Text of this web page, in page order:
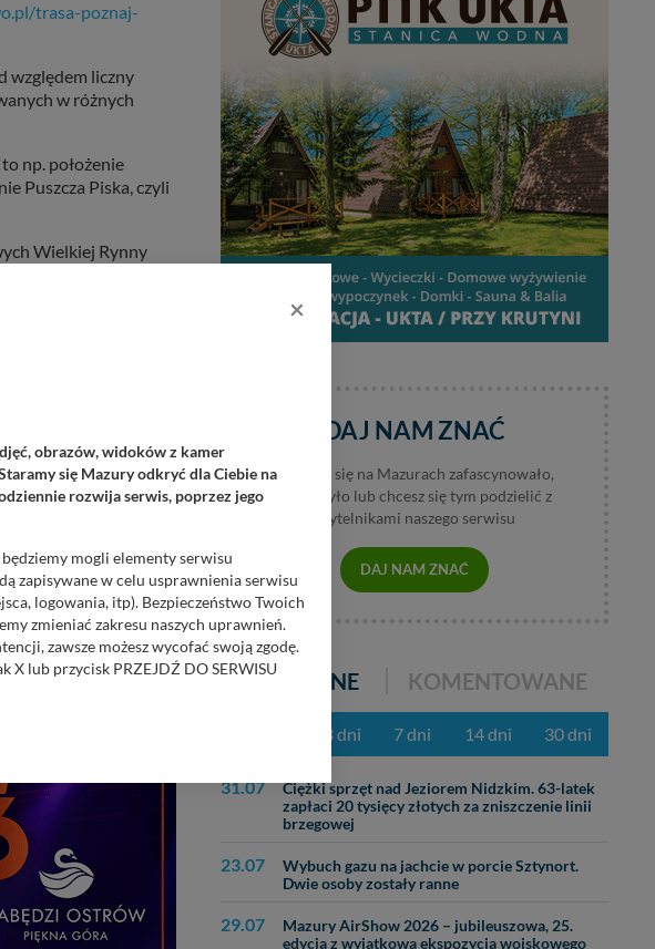
trasa-poznaj-
względem liczny
w różnych
np. położenie
Puszcza Piska, czyli
Wielkiej Rynny
cechy różnych
jest dobrym
200 szt., a
u dołu stron z
zabytkowych,
DAJ NAM ZNAĆ
Jeśli coś się na Mazurach zafascynowało,
wzburzyło lub chcesz się tym podzielić z
czytelnikami naszego serwisu
DAJ NAM ZNAĆ
POPULARNE KOMENTOWANE
z ostatnich 3 dni 7 dni 14 dni 30 dni
31.07
Ciężki sprzęt nad Jeziorem Nidzkim. 63-latek
zapłaci 20 tysięcy złotych za zniszczenie linii
brzegowej
23.07
Wybuch gazu na jachcie w porcie Sztynort.
Dwie osoby zostały ranne
29.07
Mazury AirShow 2026 – jubileuszowa, 25.
edycja z wyjątkową ekspozycją wojskowego
×
obrazów, widoków z kamer
się Mazury odkryć dla Ciebie na
rozwija serwis, poprzez jego
mogli elementy serwisu
zapisywane w celu usprawnienia serwisu
logowania, itp). Bezpieczeństwo Twoich
zmieniać zakresu naszych uprawnień.
zawsze możesz wycofać swoją zgodę.
X lub przycisk PRZEJDŹ DO SERWISU
(przekazanie danych z formularza
Borkowska, z siedzibą ul. Wiejska 17,
strony
poprawienia lub usunięcia, zabronić ich
Twoich praw w odniesieniu do
skasowanie tych plików - w pewnych